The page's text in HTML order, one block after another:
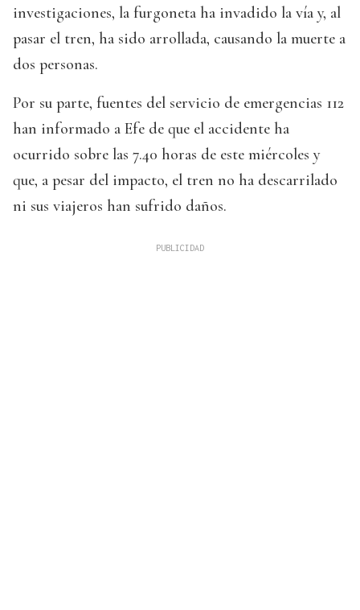
investigaciones, la furgoneta ha invadido la vía y, al
pasar el tren, ha sido arrollada, causando la muerte a
dos personas.
Por su parte, fuentes del servicio de emergencias 112
han informado a Efe de que el accidente ha
ocurrido sobre las 7.40 horas de este miércoles y
que, a pesar del impacto, el tren no ha descarrilado
ni sus viajeros han sufrido daños.